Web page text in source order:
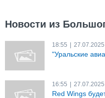
Новости из
18:55 | 27.07.2025
"Уральские
16:55 | 27.07.2025
Red Wings